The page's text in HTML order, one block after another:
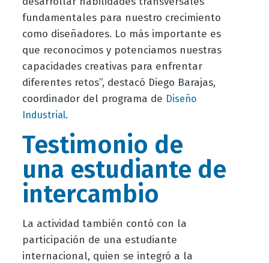
fundamentales para nuestro crecimiento
como diseñadores. Lo más importante es
que reconocimos y potenciamos nuestras
capacidades creativas para enfrentar
diferentes retos”, destacó Diego Barajas,
coordinador del programa de Diseño
Industrial.
Testimonio de
una estudiante de
intercambio
La actividad también contó con la
participación de una estudiante
internacional, quien se integró a la